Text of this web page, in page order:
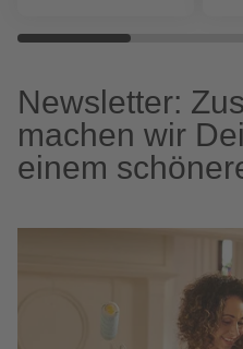
Newsletter:
machen wir
einem